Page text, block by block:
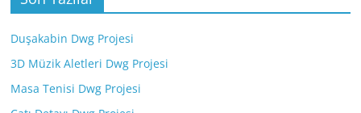
Duşakabin Dwg Projesi
3D Müzik Aletleri Dwg Projesi
Masa Tenisi Dwg Projesi